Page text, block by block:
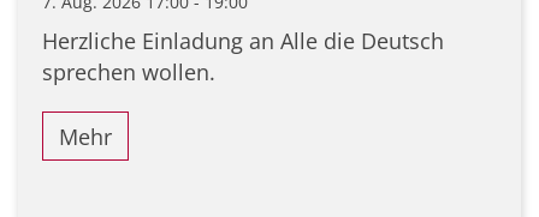
Herzliche Einladung an Alle die Deutsch
sprechen wollen.
Mehr